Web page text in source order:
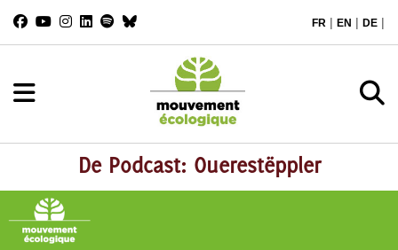
FR | EN | DE |
De Podcast: Ouerestëppler